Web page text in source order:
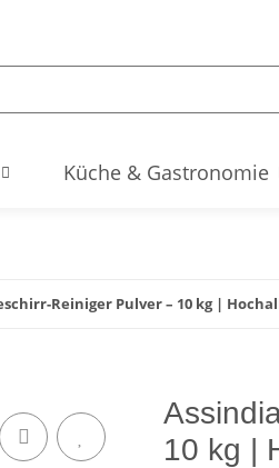
Küche & Gastronomie
Reiniger Pulver – 10 kg |
10 kg |